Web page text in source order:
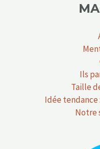
Ils
Taille
Idée tendance
Notre